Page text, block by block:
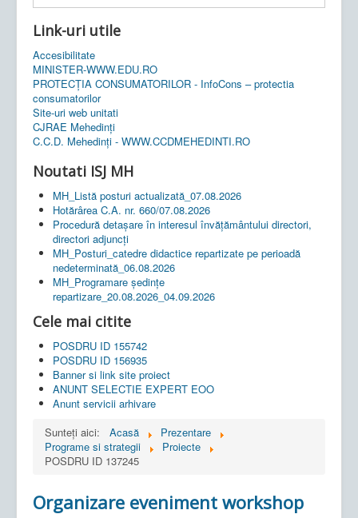
Link-uri utile
Accesibilitate
MINISTER-WWW.EDU.RO
PROTECȚIA CONSUMATORILOR - InfoCons – protectia
consumatorilor
Site-uri web unitati
CJRAE Mehedinți
C.C.D. Mehedinţi - WWW.CCDMEHEDINTI.RO
Noutati ISJ MH
MH_Listă posturi actualizată_07.08.2026
Hotărârea C.A. nr. 660/07.08.2026
Procedură detașare în interesul învățământului directori,
directori adjuncți
MH_Posturi_catedre didactice repartizate pe perioadă
nedeterminată_06.08.2026
MH_Programare ședințe
repartizare_20.08.2026_04.09.2026
Cele mai citite
POSDRU ID 155742
POSDRU ID 156935
Banner si link site proiect
ANUNT SELECTIE EXPERT EOO
Anunt servicii arhivare
Sunteți aici:
Acasă
Prezentare
Programe si strategii
Proiecte
POSDRU ID 137245
Organizare eveniment workshop